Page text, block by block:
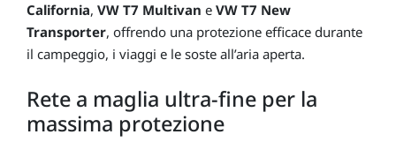
California, VW T7 Multivan e VW T7 New
Transporter, offrendo una protezione efficace durante
il campeggio, i viaggi e le soste all’aria aperta.
Rete a maglia ultra-fine per la
massima protezione